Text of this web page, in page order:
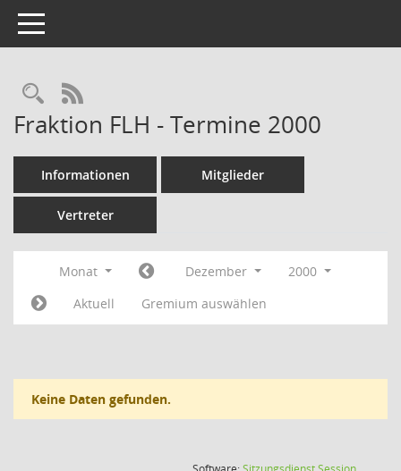
Toggle navigation
Rechercheauswahl
RSS-Feed
Fraktion FLH - Termine 2000
Informationen Mitglieder
Vertreter
Monat Dezember
2000
Aktuell
Gremium auswählen
Keine Daten gefunden.
(Wird in